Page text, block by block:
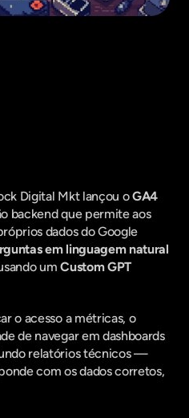
Digital Mkt lançou o GA4
backend que permite aos
dados do Google
em linguagem natural
um Custom GPT
o acesso a métricas, o
de navegar em dashboards
relatórios técnicos —
com os dados corretos,